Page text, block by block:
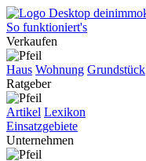
So funktioniert's
Verkaufen
Haus Wohnung Grundstück
Ratgeber
Artikel Lexikon
Einsatzgebiete
Unternehmen